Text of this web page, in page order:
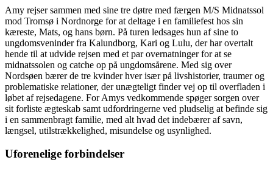
Amy rejser sammen med sine tre døtre med færgen M/S Midnatssol
mod Tromsø i Nordnorge for at deltage i en familiefest hos sin
kæreste, Mats, og hans børn. På turen ledsages hun af sine to
ungdomsveninder fra Kalundborg, Kari og Lulu, der har overtalt
hende til at udvide rejsen med et par overnatninger for at se
midnatssolen og catche op på ungdomsårene. Med sig over
Nordsøen bærer de tre kvinder hver især på livshistorier, traumer og
problematiske relationer, der unægteligt finder vej op til overfladen i
løbet af rejsedagene. For Amys vedkommende spøger sorgen over
sit forliste ægteskab samt udfordringerne ved pludselig at befinde sig
i en sammenbragt familie, med alt hvad det indebærer af savn,
længsel, utilstrækkelighed, misundelse og usynlighed.
Uforenelige forbindelser